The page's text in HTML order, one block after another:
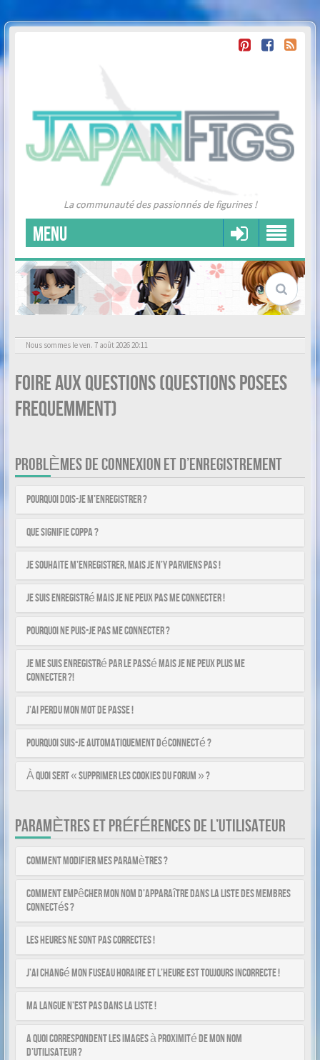
La communauté des passionnés de figurines !
MENU
Nous sommes le ven. 7 août 2026 20:11
Foire aux questions (Questions posees
frequemment)
PROBLÈMES DE CONNEXION ET D’ENREGISTREMENT
Pourquoi dois-je m’enregistrer ?
Que signifie COPPA ?
Je souhaite m’enregistrer, mais je n’y parviens pas !
Je suis enregistré mais je ne peux pas me connecter !
Pourquoi ne puis-je pas me connecter ?
Je me suis enregistré par le passé mais je ne peux plus me
connecter ?!
J’ai perdu mon mot de passe !
Pourquoi suis-je automatiquement déconnecté ?
À quoi sert « Supprimer les cookies du forum » ?
PARAMÈTRES ET PRÉFÉRENCES DE L’UTILISATEUR
Comment modifier mes paramètres ?
Comment empêcher mon nom d’apparaître dans la liste des membres
connectés ?
Les heures ne sont pas correctes !
J’ai changé mon fuseau horaire et l’heure est toujours incorrecte !
Ma langue n’est pas dans la liste !
A quoi correspondent les images à proximité de mon nom
d’utilisateur ?